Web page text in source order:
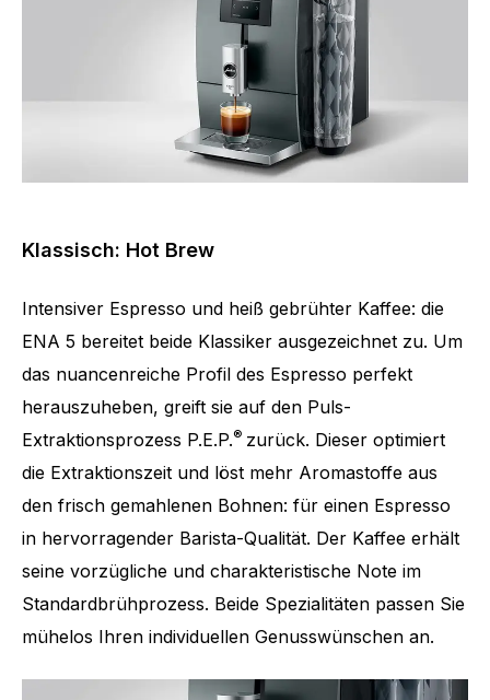
Klassisch: Hot Brew
Intensiver Espresso und heiß gebrühter Kaffee: die
ENA 5 bereitet beide Klassiker ausgezeichnet zu. Um
das nuancenreiche Profil des Espresso perfekt
herauszuheben, greift sie auf den Puls-
Extraktionsprozess P.E.P.® zurück. Dieser optimiert
die Extraktionszeit und löst mehr Aromastoffe aus
den frisch gemahlenen Bohnen: für einen Espresso
in hervorragender Barista-Qualität. Der Kaffee erhält
seine vorzügliche und charakteristische Note im
Standardbrühprozess. Beide Spezialitäten passen Sie
mühelos Ihren individuellen Genusswünschen an.